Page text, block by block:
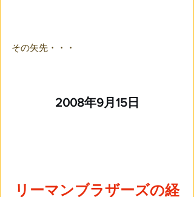
その矢先・・・
2008年9月15日
リーマンブラザーズの経